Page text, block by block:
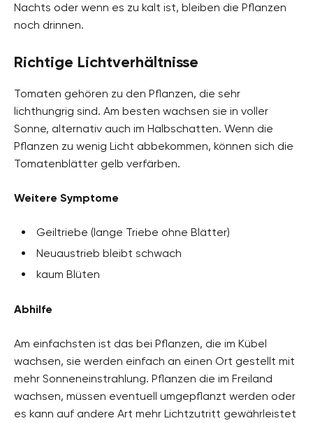
Nachts oder wenn es zu kalt ist, bleiben die Pflanzen
noch drinnen.
Richtige Lichtverhältnisse
Tomaten gehören zu den Pflanzen, die sehr
lichthungrig sind. Am besten wachsen sie in voller
Sonne, alternativ auch im Halbschatten. Wenn die
Pflanzen zu wenig Licht abbekommen, können sich die
Tomatenblätter gelb verfärben.
Weitere Symptome
Geiltriebe (lange Triebe ohne Blätter)
Neuaustrieb bleibt schwach
kaum Blüten
Abhilfe
Am einfachsten ist das bei Pflanzen, die im Kübel
wachsen, sie werden einfach an einen Ort gestellt mit
mehr Sonneneinstrahlung. Pflanzen die im Freiland
wachsen, müssen eventuell umgepflanzt werden oder
es kann auf andere Art mehr Lichtzutritt gewährleistet